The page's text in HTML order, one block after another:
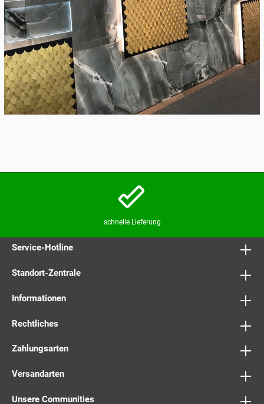
schnelle Lieferung
Service-Hotline
Standort-Zentrale
Informationen
Rechtliches
Zahlungsarten
Versandarten
Unsere Communities